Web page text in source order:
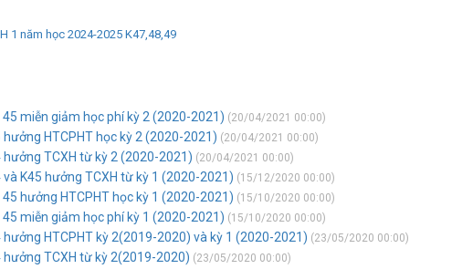
1 năm học 2024-2025 K47,48,49
miễn giảm học phí kỳ 2 (2020-2021) (20/04/2021 00:00)
HTCPHT học kỳ 2 (2020-2021) (20/04/2021 00:00)
hưởng TCXH từ kỳ 2 (2020-2021) (20/04/2021 00:00)
K45 hưởng TCXH từ kỳ 1 (2020-2021) (15/12/2020 00:00)
hưởng HTCPHT học kỳ 1 (2020-2021) (15/10/2020 00:00)
miễn giảm học phí kỳ 1 (2020-2021) (15/10/2020 00:00)
hưởng HTCPHT kỳ 2(2019-2020) và kỳ 1 (2020-2021) (23/05/2020 00:00)
hưởng TCXH từ kỳ 2(2019-2020) (23/05/2020 00:00)